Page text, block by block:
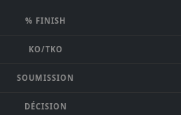
% FINISH
KO/TKO
SOUMISSION
DÉCISION